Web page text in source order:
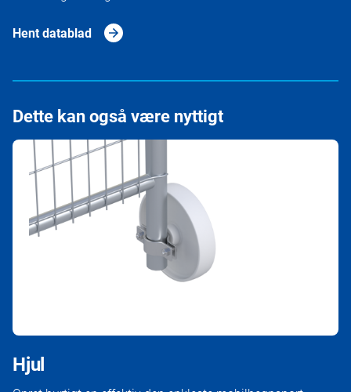
Hent datablad
Dette kan også være nyttigt
Hjul